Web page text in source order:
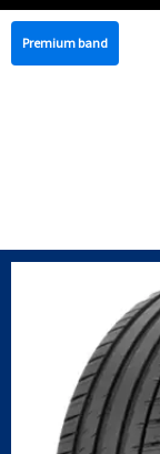
Premium band